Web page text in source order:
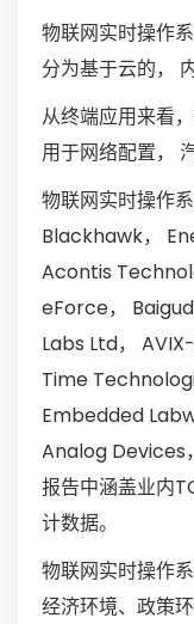
物联网实时操作
分为基于云的，
从终端应用来看
用于网络配置，
物联网实时操作
Blackhawk，
Acontis
eForce，
Labs Ltd，
Time
Embedded
Analog Devices
报告中涵盖业内
计数据。
物联网实时操作
经济环境、政策